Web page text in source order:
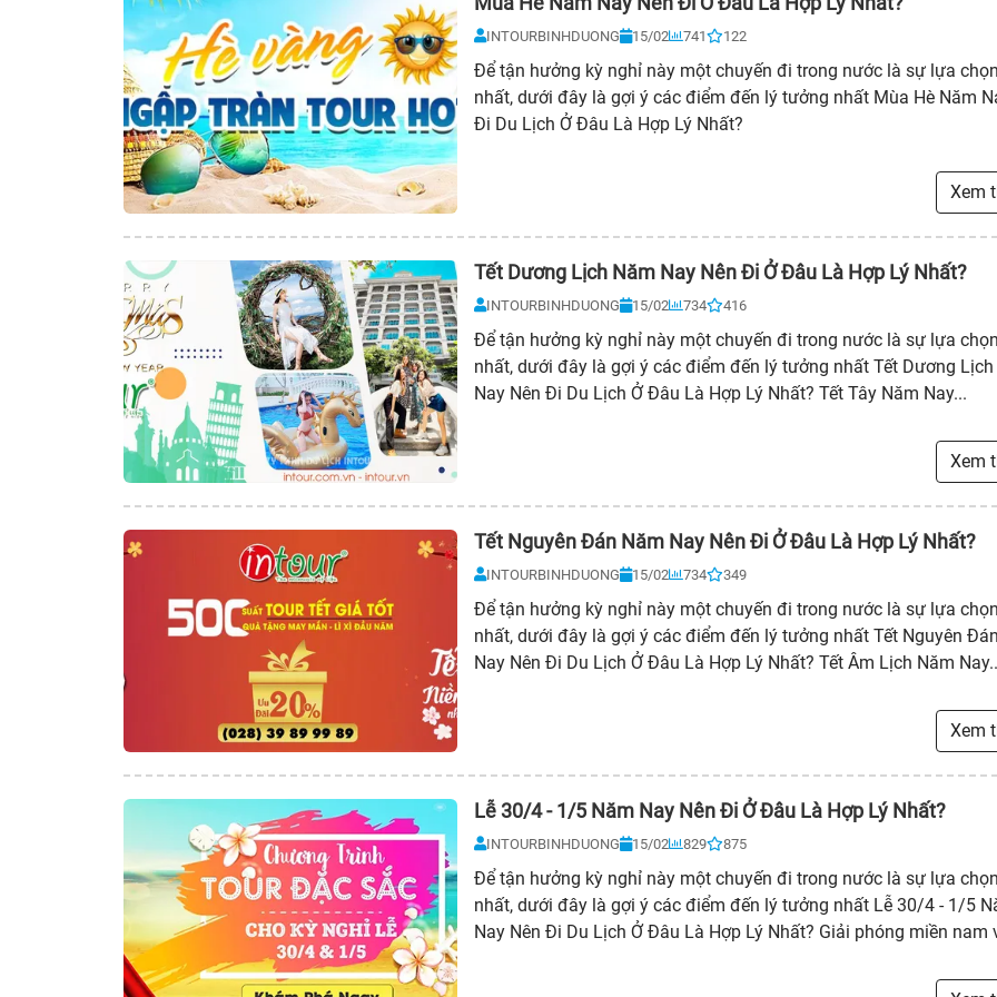
INTOURBINHDUONG 15/02 741 122
Để tận hưởng kỳ nghỉ này một chuyến đi trong nước là sự lựa
nhất, dưới đây là gợi ý các điểm đến lý tưởng nhất Mùa Hè Năm
Đi Du Lịch Ở Đâu Là Hợp Lý Nhất?
Xem
Tết Dương Lịch Năm Nay Nên Đi Ở Đâu Là Hợp Lý Nhất?
INTOURBINHDUONG 15/02 734 416
Để tận hưởng kỳ nghỉ này một chuyến đi trong nước là sự lựa
nhất, dưới đây là gợi ý các điểm đến lý tưởng nhất Tết Dương Lịch
Nay Nên Đi Du Lịch Ở Đâu Là Hợp Lý Nhất? Tết Tây Năm Nay...
Xem
Tết Nguyên Đán Năm Nay Nên Đi Ở Đâu Là Hợp Lý Nhất?
INTOURBINHDUONG 15/02 734 349
Để tận hưởng kỳ nghỉ này một chuyến đi trong nước là sự lựa
nhất, dưới đây là gợi ý các điểm đến lý tưởng nhất Tết Nguyên
Nay Nên Đi Du Lịch Ở Đâu Là Hợp Lý Nhất? Tết Âm Lịch Năm
Xem
Lễ 30/4 - 1/5 Năm Nay Nên Đi Ở Đâu Là Hợp Lý Nhất?
INTOURBINHDUONG 15/02 829 875
Để tận hưởng kỳ nghỉ này một chuyến đi trong nước là sự lựa
nhất, dưới đây là gợi ý các điểm đến lý tưởng nhất Lễ 30/4 - 1/5
Nay Nên Đi Du Lịch Ở Đâu Là Hợp Lý Nhất? Giải phóng miền nam